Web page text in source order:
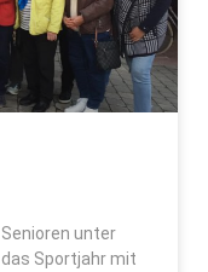
unter
Sportjahr mit